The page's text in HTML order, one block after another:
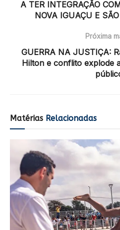
A TER INTEGRAÇÃO
NOVA IGUAÇU E
Próxima
GUERRA NA JUSTIÇA:
Hilton e conflito explode
Matérias Relacionadas